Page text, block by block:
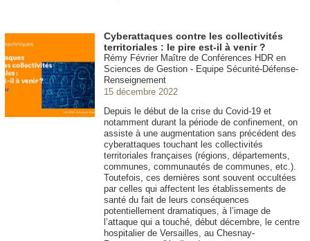
Cyberattaques contre les collectivités
territoriales : le pire est-il à venir ?
Rémy Février Maître de Conférences HDR en
Sciences de Gestion - Equipe Sécurité-Défense-
Renseignement
15 décembre 2022
Depuis le début de la crise du Covid-19 et
notamment durant la période de confinement, on
assiste à une augmentation sans précédent des
cyberattaques touchant les collectivités
territoriales françaises (régions, départements,
communes, communautés de communes, etc.).
Toutefois, ces dernières sont souvent occultées
par celles qui affectent les établissements de
santé du fait de leurs conséquences
potentiellement dramatiques, à l’image de
l’attaque qui a touché, début décembre, le centre
hospitalier de Versailles, au Chesnay-